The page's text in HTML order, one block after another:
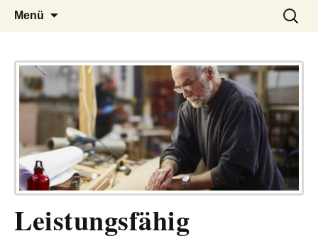
LUCKX
– das Magazin
Menü
Suchen
nach:
Leistungsfähig